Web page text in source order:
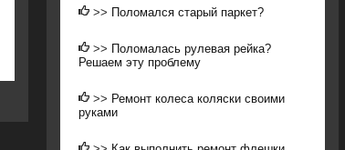
>> Поломался старый паркет?
>> Поломалась рулевая рейка?
Решаем эту проблему
>> Ремонт колеса коляски своими
руками